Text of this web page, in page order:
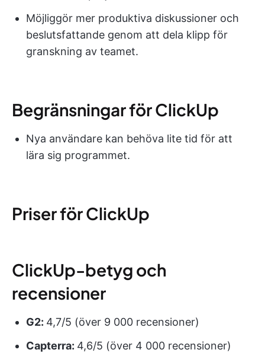
Möjliggör mer produktiva diskussioner och
beslutsfattande genom att dela klipp för
granskning av teamet.
Begränsningar för ClickUp
Nya användare kan behöva lite tid för att
lära sig programmet.
Priser för ClickUp
ClickUp-betyg och
recensioner
G2: 4,7/5 (över 9 000 recensioner)
Capterra: 4,6/5 (över 4 000 recensioner)